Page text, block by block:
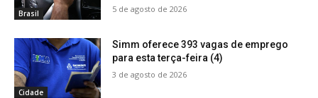
Brasil 5 de agosto de 2026
Cidade
Simm oferece 393 vagas de emprego
para esta terça-feira (4)
3 de agosto de 2026